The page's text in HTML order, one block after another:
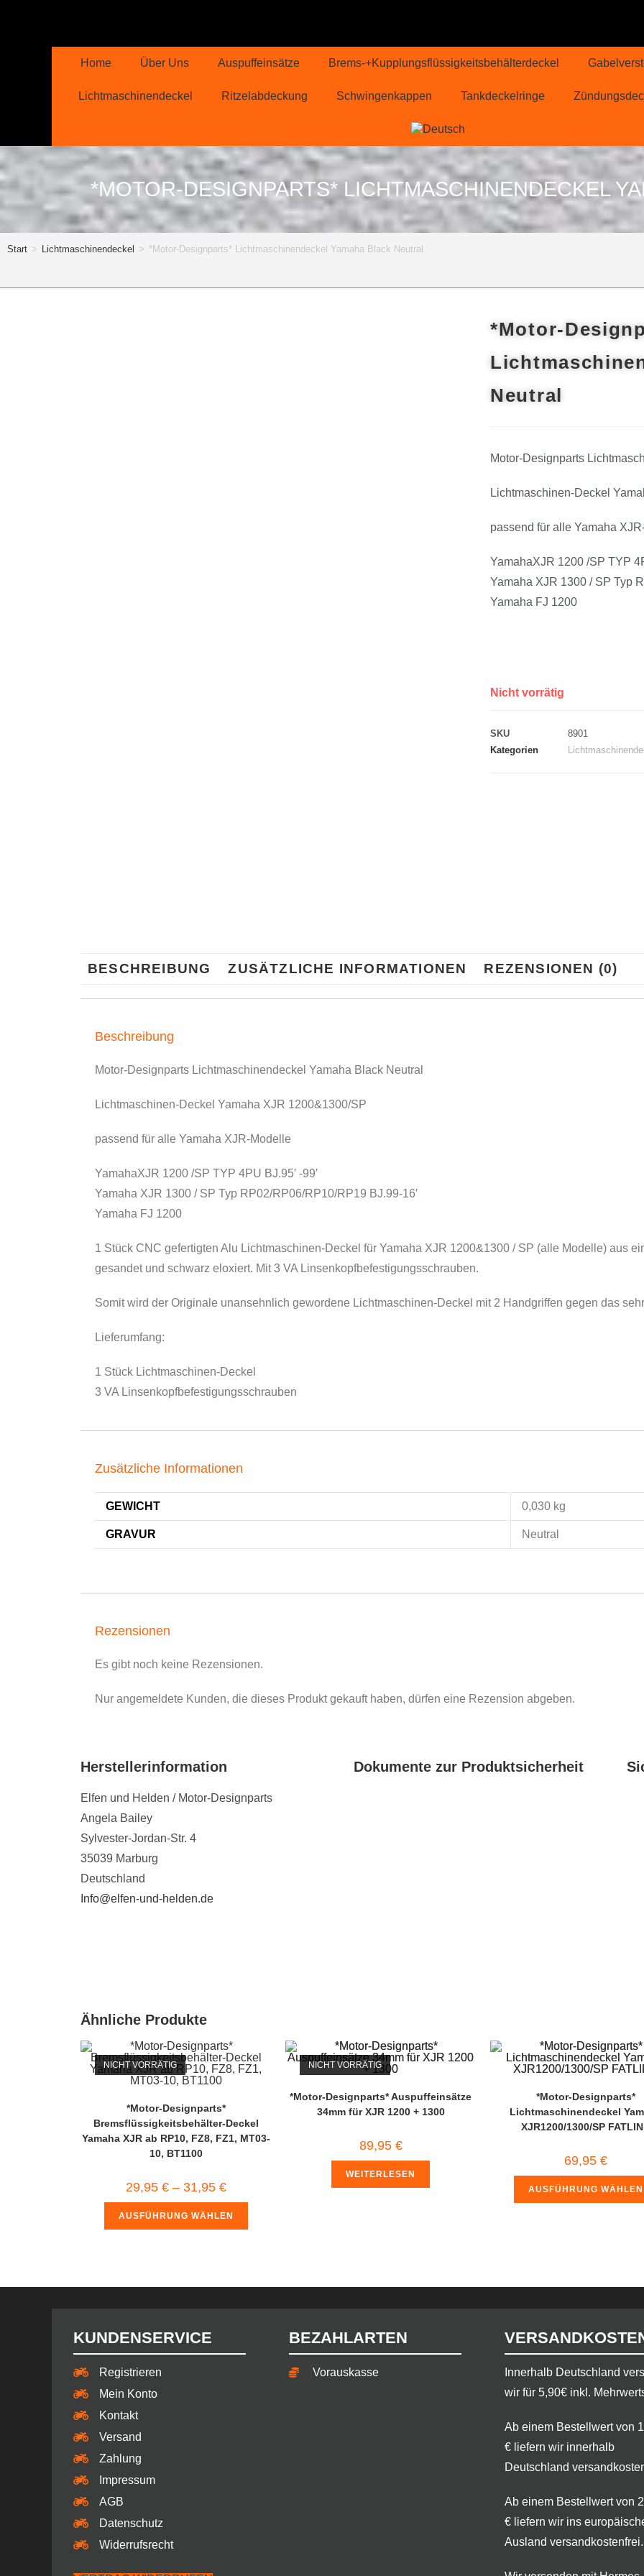
Home Über Uns Auspuffeinsätze Brems-+Kupplungsflüssigkeitsbehälterdeckel
Lichtmaschinendeckel Ritzelabdeckung Schwingenkappen Tankdeckelringe
*MOTOR-DESIGNPARTS* LICHTMASCHINENDECKEL
Start > Lichtmaschinendeckel > *Motor-Designparts* Lichtmaschinendeckel Yamaha Black Neutral
*Motor-
Neutral
Motor-Designparts
Lichtmaschinen-Deckel
passend für alle Yamaha
YamahaXJR 1200 /SP TYP
Yamaha XJR 1300 / SP Typ
Yamaha FJ 1200
Nicht vorrätig
SKU
8901
Kategorien
BESCHREIBUNG ZUSÄTZLICHE INFORMATIONEN REZENSIONEN (0)
Beschreibung
Motor-Designparts Lichtmaschinendeckel Yamaha Black Neutral
Lichtmaschinen-Deckel Yamaha XJR 1200&1300/SP
passend für alle Yamaha XJR-Modelle
YamahaXJR 1200 /SP TYP 4PU BJ.95′ -99′
Yamaha XJR 1300 / SP Typ RP02/RP06/RP10/RP19 BJ.99-16′
Yamaha FJ 1200
1 Stück CNC gefertigten Alu Lichtmaschinen-Deckel für Yamaha XJR 1200&1300 / SP (alle Modelle) aus
gesandet und schwarz eloxiert. Mit 3 VA Linsenkopfbefestigungsschrauben.
Somit wird der Originale unansehnlich gewordene Lichtmaschinen-Deckel mit 2 Handgriffen gegen das
Lieferumfang:
1 Stück Lichtmaschinen-Deckel
3 VA Linsenkopfbefestigungsschrauben
Zusätzliche Informationen
GEWICHT 0,030 kg
GRAVUR Neutral
Rezensionen
Es gibt noch keine Rezensionen.
Nur angemeldete Kunden, die dieses Produkt gekauft haben, dürfen eine Rezension abgeben.
Herstellerinformation
Elfen und Helden / Motor-Designparts
Angela Bailey
Sylvester-Jordan-Str. 4
35039 Marburg
Deutschland
Info@elfen-und-helden.de
Dokumente zur Produktsicherheit
Ähnliche Produkte
NICHT VORRÄTIG
*Motor-Designparts*
Bremsflüssigkeitsbehälter-Deckel
Yamaha XJR ab RP10, FZ8, FZ1, MT03-
10, BT1100
29,95 €– 31,95 €
AUSFÜHRUNG WÄHLEN
NICHT VORRÄTIG
*Motor-Designparts* Auspuffeinsätze
34mm für XJR 1200 + 1300
89,95 €
WEITERLESEN
*Motor-Designparts*
Lichtmaschinendeckel
XJR1200/1300/SP
69,95 €
AUSFÜHRUNG WÄHLEN
KUNDENSERVICE
Registrieren
Mein Konto
Kontakt
Versand
Zahlung
Impressum
AGB
Datenschutz
Widerrufsrecht
BEZAHLARTEN
Vorauskasse
​Innerhalb Deutschland
wir für 5,90€ inkl.
Ab einem Bestellwert von
€ liefern wir innerhalb
Deutschland
Ab einem Bestellwert von
€ liefern wir ins
Ausland versandkostenfrei.